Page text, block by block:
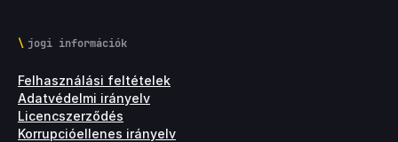
jogi információk
Felhasználási feltételek
Adatvédelmi irányelv
Licencszerződés
Korrupcióellenes irányelv